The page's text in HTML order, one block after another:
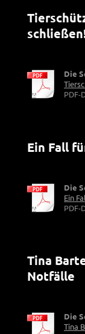
Die
PDF-
Ein Fall
Die
Ein
PDF-
Tina
Notfälle
Die
Tina